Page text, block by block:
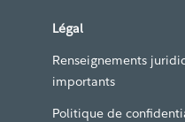
Légal
Renseignements
importants
Politique de